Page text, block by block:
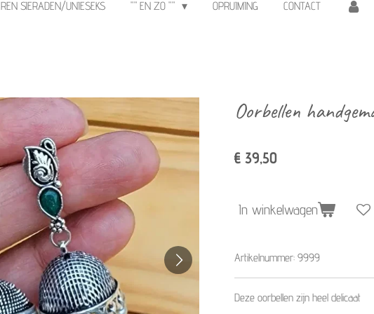
SIERADEN/UNIESEKS "" EN ZO "" OPRUIMING CONTACT
Oorbellen
€ 39,50
In winkelwagen
Artikelnummer: 9999
Deze oorbellen zijn heel delicaat